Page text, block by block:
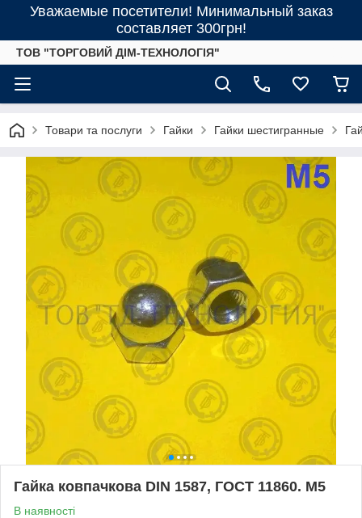
Уважаемые посетители! Минимальный заказ
составляет 300грн!
ТОВ "ТОРГОВИЙ ДІМ-ТЕХНОЛОГІЯ"
Товари та послуги Гайки Гайки шестигранные
Гайка ковпачкова DIN 1587, ГОСТ 11860. М5
В наявності